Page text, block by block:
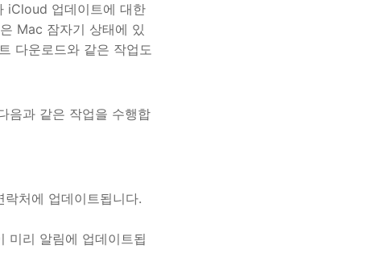
iCloud 업데이트에 대한
Mac 잠자기 상태에 있
다운로드와 같은 작업도
음과 같은 작업을 수행합
처에 업데이트됩니다.
미리 알림에 업데이트됩